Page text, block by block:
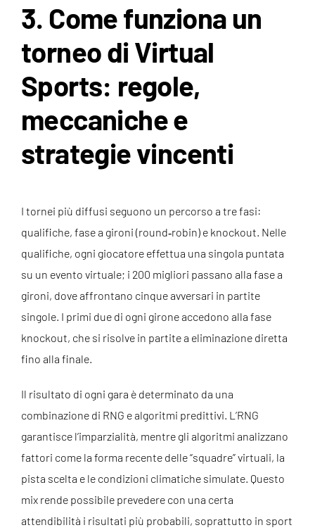
3. Come funziona un
torneo di Virtual
Sports: regole,
meccaniche e
strategie vincenti
I tornei più diffusi seguono un percorso a tre fasi:
qualifiche, fase a gironi (round‑robin) e knockout. Nelle
qualifiche, ogni giocatore effettua una singola puntata
su un evento virtuale; i 200 migliori passano alla fase a
gironi, dove affrontano cinque avversari in partite
singole. I primi due di ogni girone accedono alla fase
knockout, che si risolve in partite a eliminazione diretta
fino alla finale.
Il risultato di ogni gara è determinato da una
combinazione di RNG e algoritmi predittivi. L’RNG
garantisce l’imparzialità, mentre gli algoritmi analizzano
fattori come la forma recente delle “squadre” virtuali, la
pista scelta e le condizioni climatiche simulate. Questo
mix rende possibile prevedere con una certa
attendibilità i risultati più probabili, soprattutto in sport